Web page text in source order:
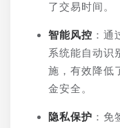
了交易时间。
智能风控 ：通
系统能自动识
施，有效降低
金安全。
隐私保护 ：